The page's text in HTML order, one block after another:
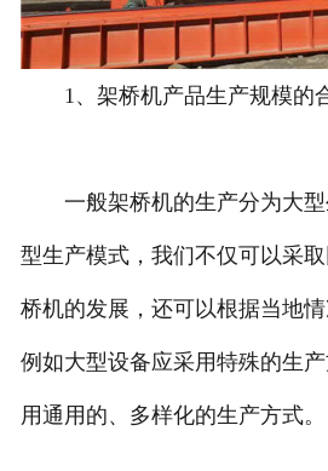
1、架桥机产品生产规模的
一般架桥机的生产分为大型
型生产模式，我们不仅可以采
桥机的发展，还可以根据当地情
例如大型设备应采用特殊的生
用通用的、多样化的生产方式。